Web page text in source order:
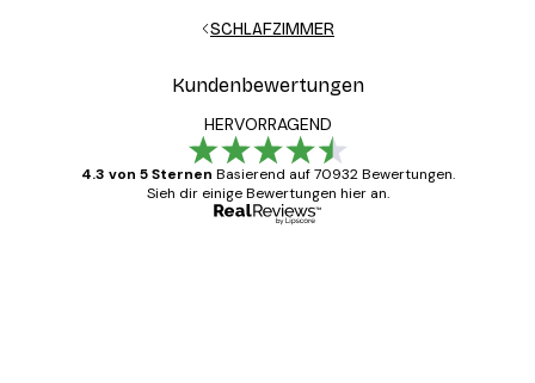
SCHLAFZIMMER
Kundenbewertungen
HERVORRAGEND
4.3 von 5 Sternen Basierend auf 70932 Bewertungen.
Sieh dir einige Bewertungen hier an.